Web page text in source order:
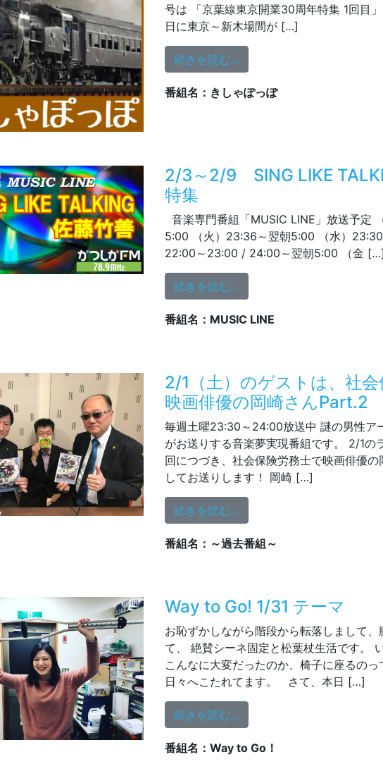
号は 「京葉線東京開業30周年特集 1回目
日に東京～新木場間が […]
続きを読む…
番組名：きしゃぽっぽ
2/3～2/9 SING LIKE
特集
音楽専門番組「MUSIC LINE」放送予定
5:00 （火）23:36～翌朝5:00 （水）23:30
22:00～23:00 / 24:00～翌朝5:00 （金 […]
続きを読む…
番組名：MUSIC LINE
2/1（土）のゲストは、社
映画俳優の岡崎さんPart.2
毎週土曜23:30～24:00放送中 謎の男性ア
がお送りする音楽夢実現番組です。 2/1の
回につづき、社会保険労務士で映画俳優の
してお送りします！ 岡崎 […]
続きを読む…
番組名：～過去番組～
Way to Go! 1/31 テーマ
お恥ずかしながら階段から転落しまして
て、 絶賛シーネ固定と松葉杖生活です。
こんなに大変だったのか、椅子に座るのっ
日々へこたれてます。 さて、本日 […]
続きを読む…
番組名：Way to Go！